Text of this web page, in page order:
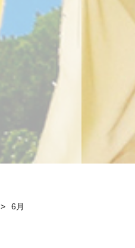
> 6月